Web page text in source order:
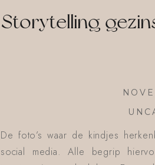
De foto’s waar de kindjes
social media. Alle begrip
Storytelling